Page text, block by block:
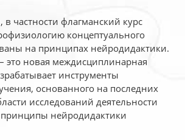
частности флагманский курс
концептуального
на принципах нейродидактики.
– это новая междисциплинарная
инструменты
основанного на последних
исследований деятельности
нейродидактики